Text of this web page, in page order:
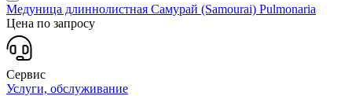
Медуница длиннолистная Самурай (Samourai) Pulmonaria
Цена по запросу
Сервис
Услуги, обслуживание